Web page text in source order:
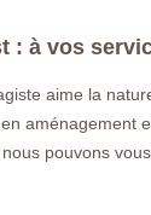
: à vos
aime la
aménagement
pouvons